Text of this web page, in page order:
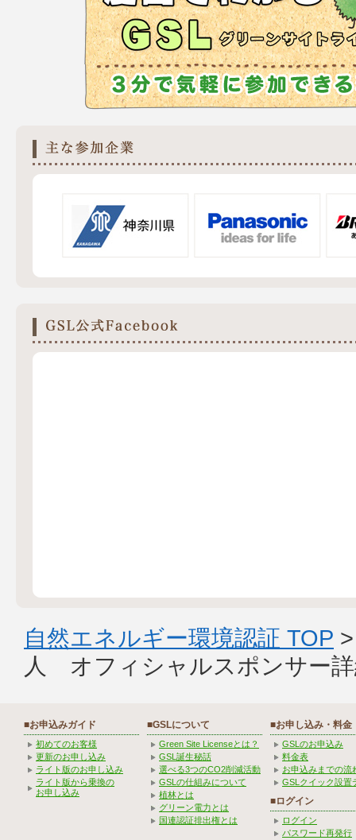
自然エネルギー環境認証 TOP
人 オフィシャルスポンサー
■お申込みガイド
初めてのお客様
更新のお申し込み
ライト版のお申し込み
ライト版から乗換の
お申し込み
■GSLについて
Green Site Licenseとは？
GSL誕生秘話
選べる3つのCO2削減活動
GSLの仕組みについて
植林とは
グリーン電力とは
国連認証排出権とは
■お申し込み・料金
GSLのお申込み
料金表
お申込みまでの流
GSLクイック設置
■ログイン
ログイン
パスワード再発行